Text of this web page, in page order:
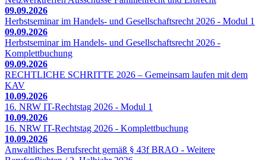
09.09.2026
Herbstseminar im Handels- und Gesellschaftsrecht 2026 - Modul 1
09.09.2026
Herbstseminar im Handels- und Gesellschaftsrecht 2026 -
Komplettbuchung
09.09.2026
RECHTLICHE SCHRITTE 2026 – Gemeinsam laufen mit dem
KAV
10.09.2026
16. NRW IT-Rechtstag 2026 - Modul 1
10.09.2026
16. NRW IT-Rechtstag 2026 - Komplettbuchung
10.09.2026
Anwaltliches Berufsrecht gemäß § 43f BRAO - Weitere